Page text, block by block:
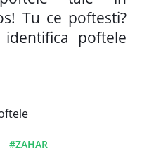
Tu ce poftesti?
poftele
#ZAHAR